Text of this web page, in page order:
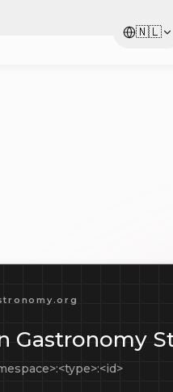
🇳🇱
Gastronomy